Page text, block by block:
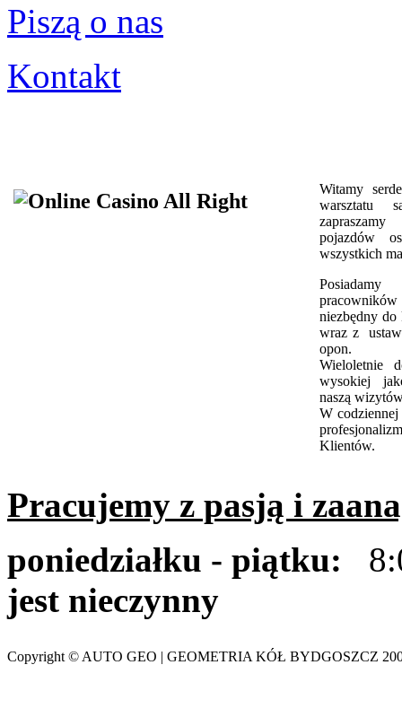
Piszą o nas
Kontakt
Witamy
warsztatu
pojazdów
wszystkich
niezbędny do
wraz z
opon.
Wieloletnie
wysokiej
naszą
W
Klientów.
Pracujemy z pasją i
poniedziałku - piątku:
jest nieczynny
Copyright © AUTO GEO | GEOMETRIA KÓŁ BYDGOSZCZ